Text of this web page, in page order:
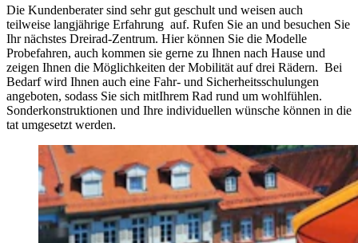
Die Kundenberater sind sehr gut geschult und weisen auch
teilweise langjährige Erfahrung auf. Rufen Sie an und besuchen Sie
Ihr nächstes Dreirad-Zentrum. Hier können Sie die Modelle
Probefahren, auch kommen sie gerne zu Ihnen nach Hause und
zeigen Ihnen die Möglichkeiten der Mobilität auf drei Rädern. Bei
Bedarf wird Ihnen auch eine Fahr- und Sicherheitsschulungen
angeboten, sodass Sie sich mitIhrem Rad rund um wohlfühlen.
Sonderkonstruktionen und Ihre individuellen wünsche können in die
tat umgesetzt werden.